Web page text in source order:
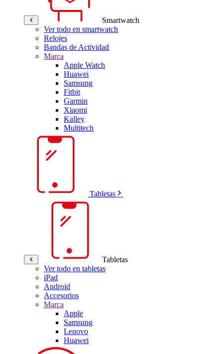
Smartwatch
Ver todo en smartwatch
Relojes
Bandas de Actividad
Marca
Apple Watch
Huawei
Samsung
Fitbit
Garmin
Xiaomi
Kalley
Multitech
Tabletas
Tabletas
Ver todo en tabletas
iPad
Android
Accesorios
Marca
Apple
Samsung
Lenovo
Huawei